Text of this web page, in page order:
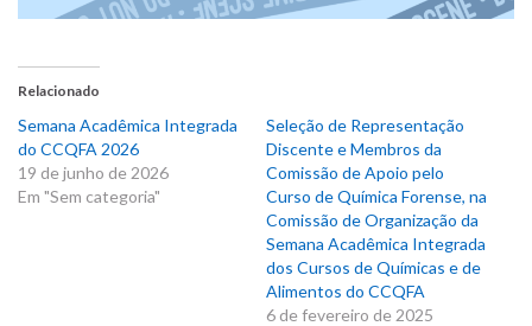
Relacionado
Semana Acadêmica Integrada
do CCQFA 2026
19 de junho de 2026
Em "Sem categoria"
Seleção de Representação
Discente e Membros da
Comissão de Apoio pelo
Curso de Química Forense, na
Comissão de Organização da
Semana Acadêmica Integrada
dos Cursos de Químicas e de
Alimentos do CCQFA
6 de fevereiro de 2025